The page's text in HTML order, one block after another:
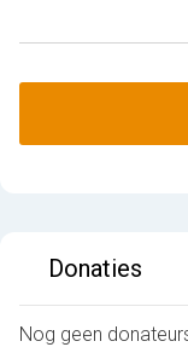
Donaties
Nog geen